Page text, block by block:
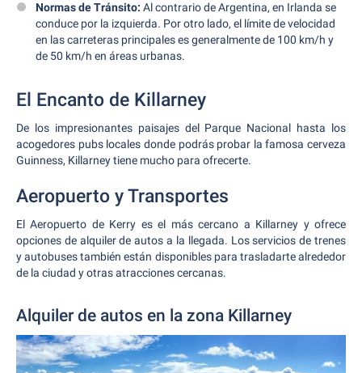
Normas de Tránsito: Al contrario de Argentina, en Irlanda se
conduce por la izquierda. Por otro lado, el límite de velocidad
en las carreteras principales es generalmente de 100 km/h y
de 50 km/h en áreas urbanas.
El Encanto de Killarney
De los impresionantes paisajes del Parque Nacional hasta los
acogedores pubs locales donde podrás probar la famosa cerveza
Guinness, Killarney tiene mucho para ofrecerte.
Aeropuerto y Transportes
El Aeropuerto de Kerry es el más cercano a Killarney y ofrece
opciones de alquiler de autos a la llegada. Los servicios de trenes
y autobuses también están disponibles para trasladarte alrededor
de la ciudad y otras atracciones cercanas.
Alquiler de autos en la zona Killarney